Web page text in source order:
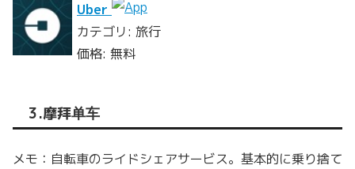
Uber
カテゴリ: 旅行
価格: 無料
3.摩拜单车
メモ：自転車のライドシェアサービス。基本的に乗り捨て